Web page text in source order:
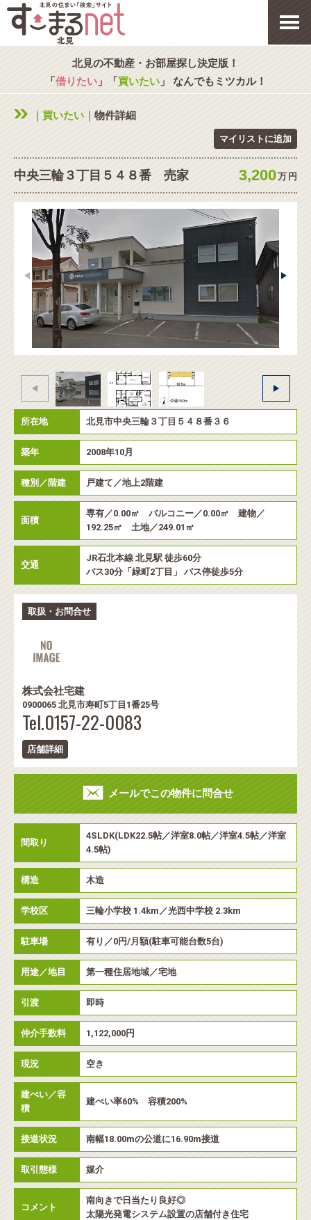
北見の不動産・お部屋探し決定版！
「借りたい」「買いたい」 なんでもミツカル！
｜買いたい｜ 物件詳細
マイリストに追加
中央三輪３丁目５４８番 売家 3,200万 円
所在地 北見市中央三輪３丁目５４８番３６
築年 2008年10月
種別／階建 戸建て／地上2階建
面積
専有／0.00㎡ バルコニー／0.00㎡ 建物／
192.25㎡ 土地／249.01㎡
交通
JR石北本線 北見駅 徒歩60分
バス30分「緑町2丁目」 バス停徒歩5分
取扱・お問合せ
株式会社宅建
0900065 北見市寿町5丁目1番25号
Tel.0157-22-0083
店舗詳細
メールでこの物件に問合せ
間取り
4SLDK(LDK22.5帖／洋室8.0帖／洋室4.5帖／洋室
4.5帖)
構造 木造
学校区 三輪小学校 1.4km／光西中学校 2.3km
駐車場 有り／0円/月額(駐車可能台数5台)
用途／地目 第一種住居地域／宅地
引渡 即時
仲介手数料 1,122,000円
現況 空き
建ぺい／容
積
建ぺい率60% 容積200%
接道状況 南幅18.00mの公道に16.90m接道
取引態様 媒介
コメント
南向きで日当たり良好◎
太陽光発電システム設置の店舗付き住宅